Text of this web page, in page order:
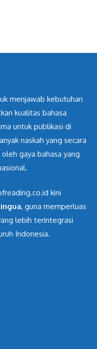
menjawab kebutuhan
kualitas bahasa
untuk publikasi di
naskah yang secara
gaya bahasa yang
kini
, guna memperluas
lebih terintegrasi
Indonesia.